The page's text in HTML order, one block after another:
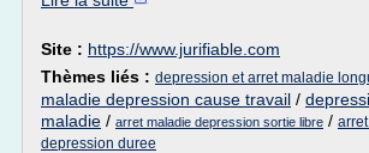
Site : https://www.jurifiable.com
Thèmes liés : depression et arret maladie
maladie depression cause travail /
maladie / arret maladie depression sortie libre /
depression duree